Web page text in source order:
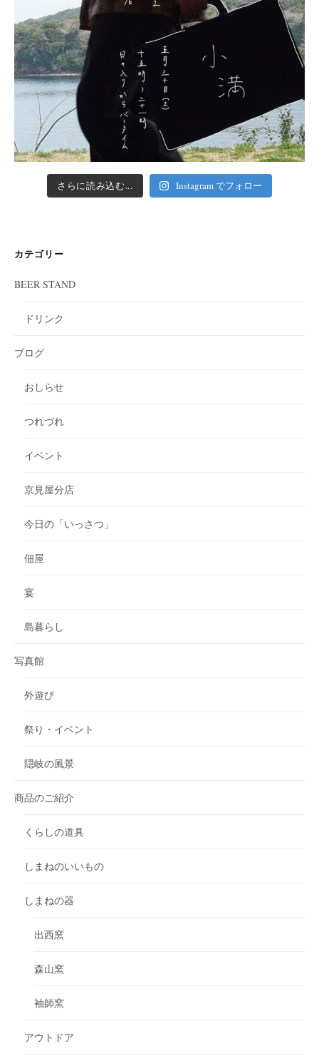
さらに読み込む... Instagram でフォロー
カテゴリー
BEER STAND
ドリンク
ブログ
おしらせ
つれづれ
イベント
京見屋分店
今日の「いっさつ」
佃屋
宴
島暮らし
写真館
外遊び
祭り・イベント
隠岐の風景
商品のご紹介
くらしの道具
しまねのいいもの
しまねの器
出西窯
森山窯
袖師窯
アウトドア